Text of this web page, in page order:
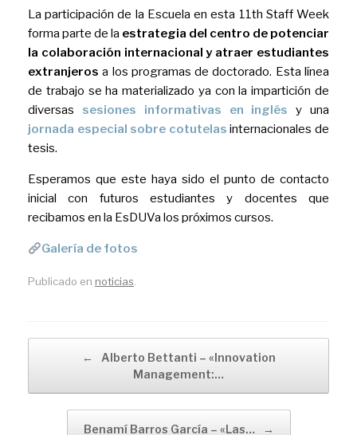
La participación de la Escuela en esta 11th Staff Week
forma parte de la estrategia del centro de potenciar
la colaboración internacional y atraer estudiantes
extranjeros a los programas de doctorado. Esta línea
de trabajo se ha materializado ya con la impartición de
diversas sesiones informativas en inglés
y una
jornada especial sobre cotutelas internacionales de
tesis.
Esperamos que este haya sido el punto de contacto
inicial con futuros estudiantes y docentes que
recibamos en la EsDUVa los próximos cursos.
Galería de fotos
Publicado en noticias
←
Alberto Bettanti – «Innovation
Management:…
Benamí Barros García – «Las… →